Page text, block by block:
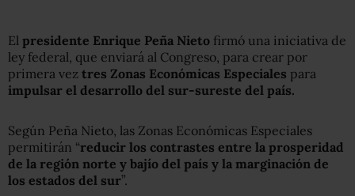
El presidente Enrique Peña Nieto firmó una iniciativa de
ley federal, que enviará al Congreso, para crear por
primera vez tres Zonas Económicas Especiales para
impulsar el desarrollo del sur-sureste del país.
Según Peña Nieto, las Zonas Económicas Especiales
permitirán “reducir los contrastes entre la prosperidad
de la región norte y bajío del país y la marginación de
los estados del sur”.